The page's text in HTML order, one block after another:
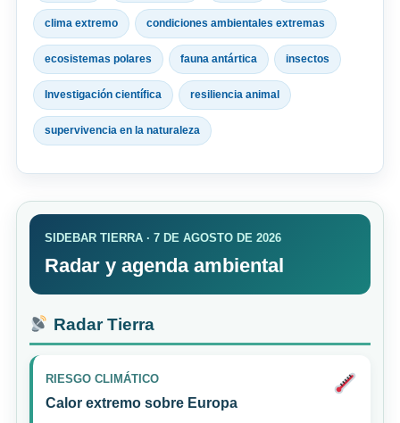
clima extremo condiciones ambientales extremas
ecosistemas polares fauna antártica insectos
Investigación científica resiliencia animal
supervivencia en la naturaleza
SIDEBAR TIERRA · 7 DE AGOSTO DE 2026
Radar y agenda ambiental
Radar Tierra
RIESGO CLIMÁTICO
Calor extremo sobre Europa